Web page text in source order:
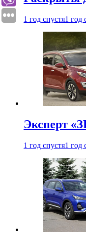
1 год спустя1 год
Эксперт
1 год спустя1 год